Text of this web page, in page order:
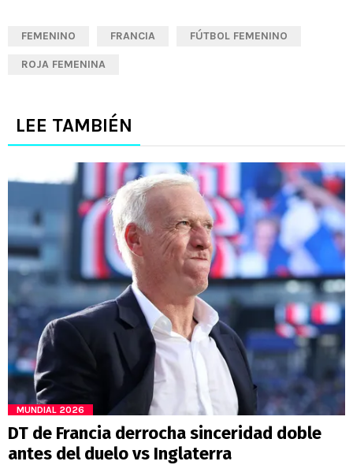
FEMENINO FRANCIA FÚTBOL FEMENINO
ROJA FEMENINA
LEE TAMBIÉN
MUNDIAL 2026
DT de Francia derrocha sinceridad doble
antes del duelo vs Inglaterra